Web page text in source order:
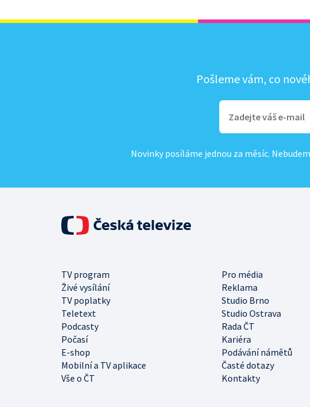
Pošleme vám, co
Novinky posíláme jednou za měsíc.